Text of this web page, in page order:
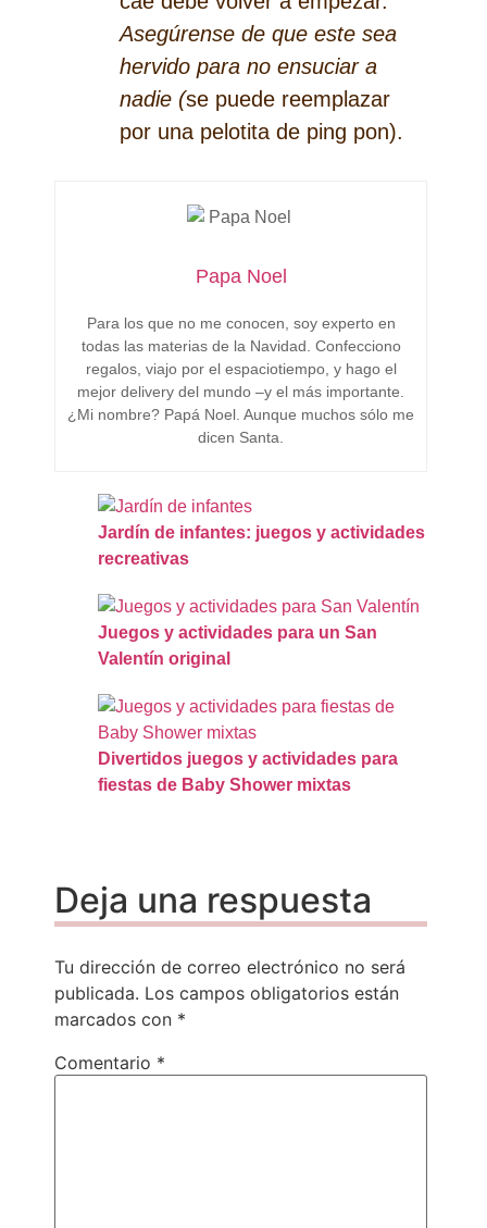
Asegúrense de que este sea
hervido para no ensuciar a
nadie (se puede reemplazar
por una pelotita de ping pon).
Papa Noel
Para los que no me conocen, soy experto en
todas las materias de la Navidad. Confecciono
regalos, viajo por el espaciotiempo, y hago el
mejor delivery del mundo –y el más importante.
¿Mi nombre? Papá Noel. Aunque muchos sólo me
dicen Santa.
Jardín de infantes: juegos y actividades
recreativas
Juegos y actividades para un San
Valentín original
Divertidos juegos y actividades para
fiestas de Baby Shower mixtas
Deja una respuesta
Tu dirección de correo electrónico no será
publicada. Los campos obligatorios están
marcados con *
Comentario *